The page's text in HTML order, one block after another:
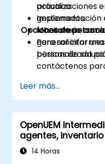
actualizaciones
gestionados.
Monitorear la
generar
básicas de
práctica.
Implementación
laboratorio con
Opciones de
Para solicitar
personalizada
contáctenos
Leer más...
OpenUEM
agentes,
14 Horas